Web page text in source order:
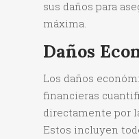
sus daños para
máxima.
Daños
Los daños
financieras
directamente por
Estos incluyen